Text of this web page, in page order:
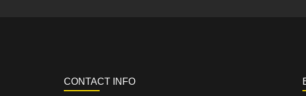
CONTACT INFO